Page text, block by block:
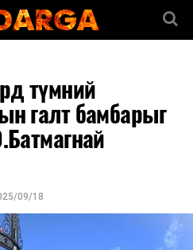
түмний
галт бамбарыг
09/18